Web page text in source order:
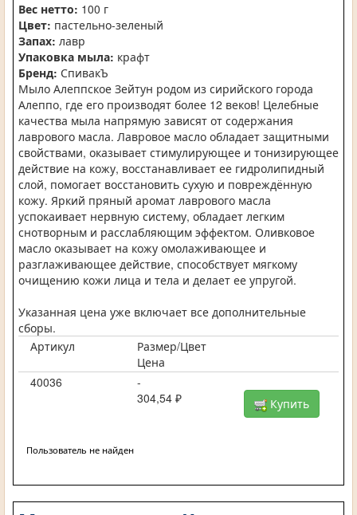
Вес нетто: 100 г
Цвет: пастельно-зеленый
Запах: лавр
Упаковка мыла: крафт
Бренд: СпивакЪ
Мыло Алеппское Зейтун родом из сирийского города
Алеппо, где его производят более 12 веков! Целебные
качества мыла напрямую зависят от содержания
лаврового масла. Лавровое масло обладает защитными
свойствами, оказывает стимулирующее и тонизирующее
действие на кожу, восстанавливает ее гидролипидный
слой, помогает восстановить сухую и повреждённую
кожу. Яркий пряный аромат лаврового масла
успокаивает нервную систему, обладает легким
снотворным и расслабляющим эффектом. Оливковое
масло оказывает на кожу омолаживающее и
разглаживающее действие, способствует мягкому
очищению кожи лица и тела и делает ее упругой.
Указанная цена уже включает все дополнительные
сборы.
Артикул
Размер/Цвет
Цена
40036
-
304,54 ₽
Купить
Пользователь не найден